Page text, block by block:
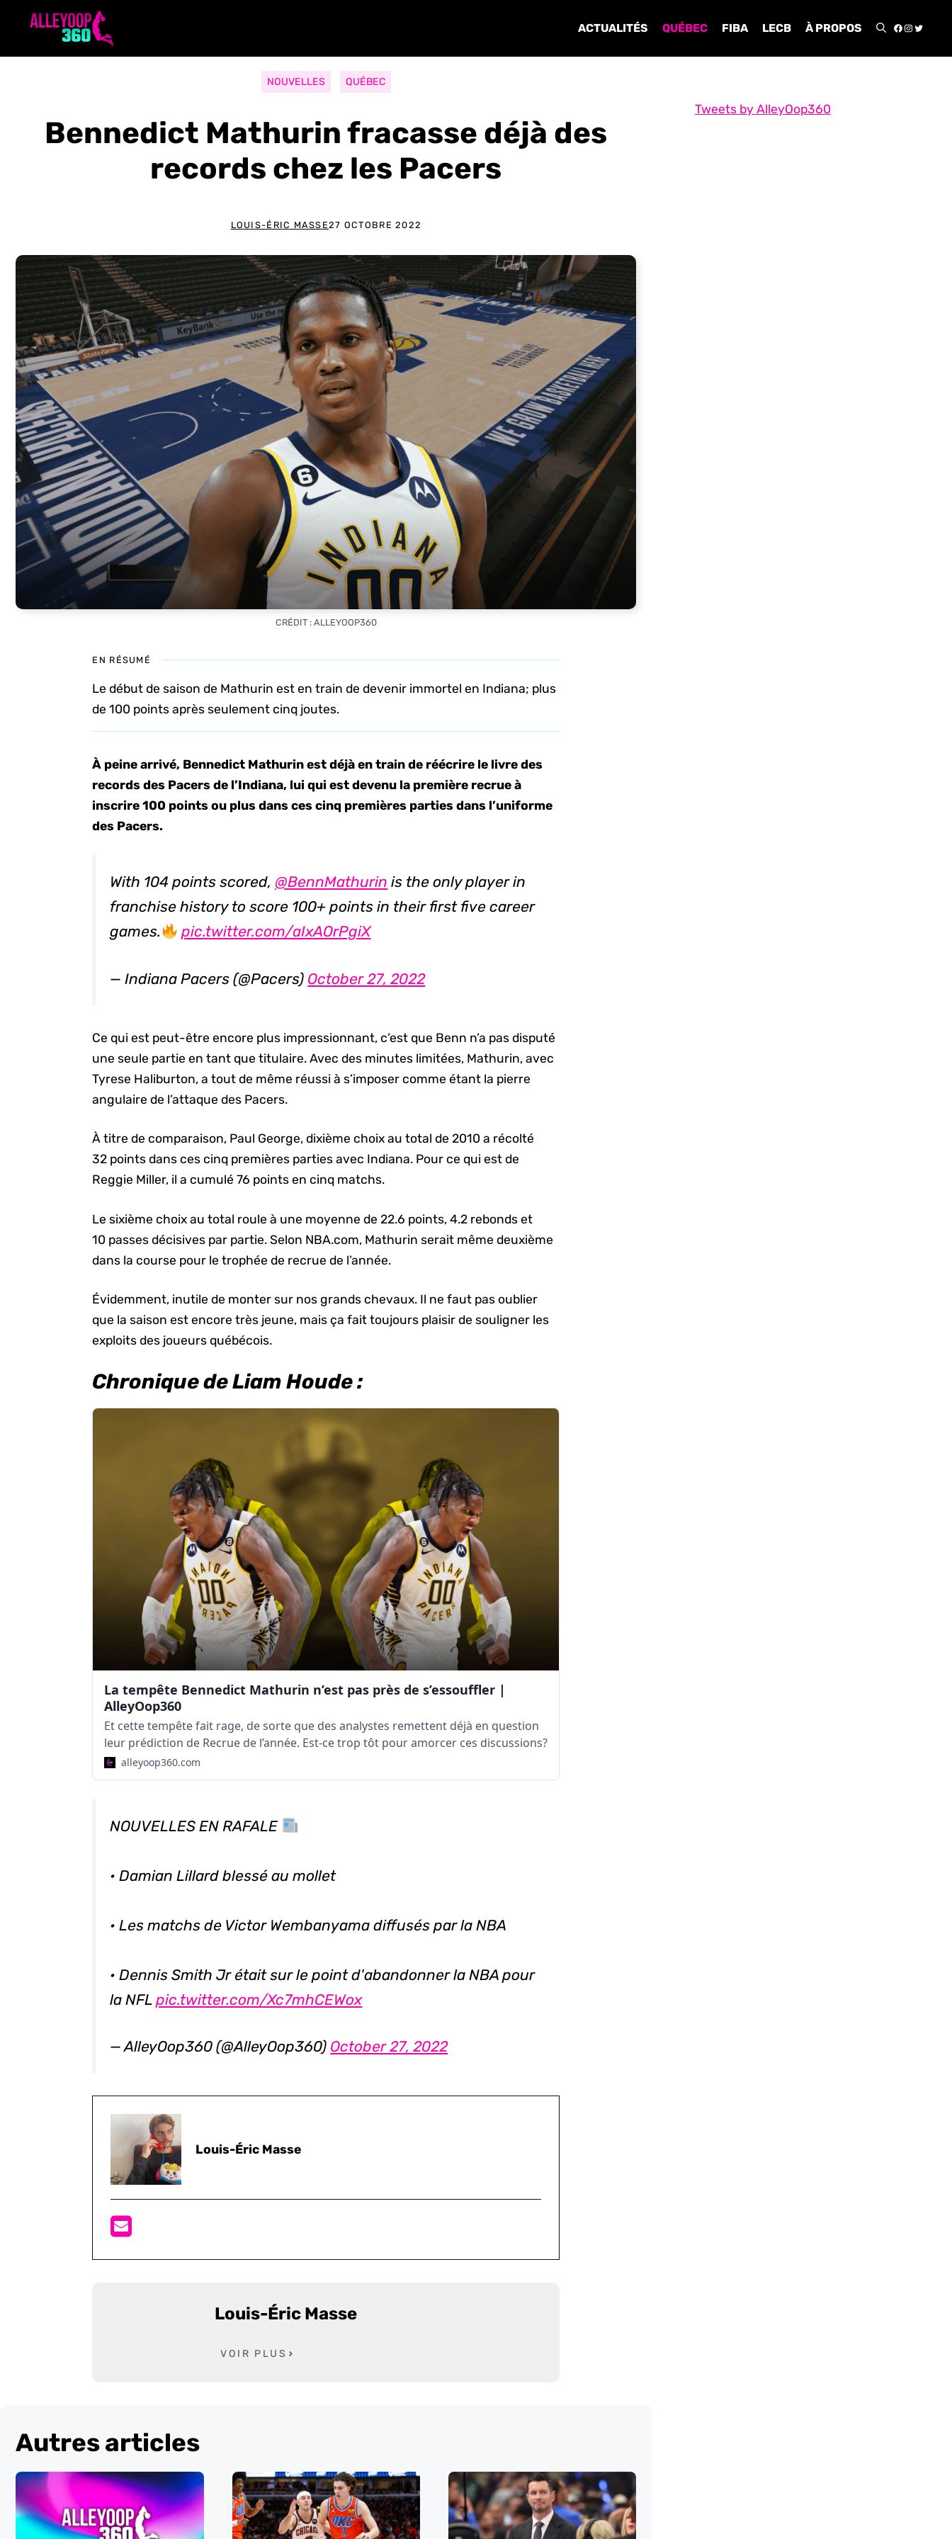
ACTUALITÉS QUÉBEC FIBA LECB À PROPOS
NOUVELLES QUÉBEC
Bennedict Mathurin fracasse déjà des
records chez les Pacers
LOUIS-ÉRIC MASSE27 OCTOBRE 2022
CRÉDIT : ALLEYOOP360
EN RÉSUMÉ
Le début de saison de Mathurin est en train de devenir immortel en Indiana; plus
de 100 points après seulement cinq joutes.
À peine arrivé, Bennedict Mathurin est déjà en train de réécrire le livre des
records des Pacers de l’Indiana, lui qui est devenu la première recrue à
inscrire 100 points ou plus dans ces cinq premières parties dans l’uniforme
des Pacers.
With 104 points scored, @BennMathurin is the only player in
franchise history to score 100+ points in their first five career
games.
pic.twitter.com/aIxAOrPgiX
— Indiana Pacers (@Pacers) October 27, 2022
Ce qui est peut-être encore plus impressionnant, c’est que Benn n’a pas disputé
une seule partie en tant que titulaire. Avec des minutes limitées, Mathurin, avec
Tyrese Haliburton, a tout de même réussi à s’imposer comme étant la pierre
angulaire de l’attaque des Pacers.
À titre de comparaison, Paul George, dixième choix au total de 2010 a récolté
32 points dans ces cinq premières parties avec Indiana. Pour ce qui est de
Reggie Miller, il a cumulé 76 points en cinq matchs.
Le sixième choix au total roule à une moyenne de 22.6 points, 4.2 rebonds et
10 passes décisives par partie. Selon NBA.com, Mathurin serait même deuxième
dans la course pour le trophée de recrue de l’année.
Évidemment, inutile de monter sur nos grands chevaux. Il ne faut pas oublier
que la saison est encore très jeune, mais ça fait toujours plaisir de souligner les
exploits des joueurs québécois.
Chronique de Liam Houde :
La tempête Bennedict Mathurin n’est pas près de s’essouffler |
AlleyOop360
Et cette tempête fait rage, de sorte que des analystes remettent déjà en question
leur prédiction de Recrue de l’année. Est-ce trop tôt pour amorcer ces discussions?
alleyoop360.com
NOUVELLES EN RAFALE
• Damian Lillard blessé au mollet
• Les matchs de Victor Wembanyama diffusés par la NBA
• Dennis Smith Jr était sur le point d'abandonner la NBA pour
la NFLpic.twitter.com/Xc7mhCEWox
— AlleyOop360 (@AlleyOop360) October 27, 2022
Louis-Éric Masse
Louis-Éric Masse
VOIR PLUS
Autres articles
Tweets by AlleyOop360